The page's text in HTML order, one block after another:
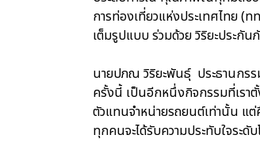
การท่องเที่ยวแห่งประเทศไทย (
เต็มรูปแบบ ร่วมด้วย วิริยะประกั
นายปภณ วิริยะพันธุ์ ประธานกร
ครั้งนี้ เป็นอีกหนึ่งกิจกรรมที่เรา
ตัวแทนจำหน่ายรถยนต์เท่านั้น แ
ทุกคนจะได้รับความประทับใจระ